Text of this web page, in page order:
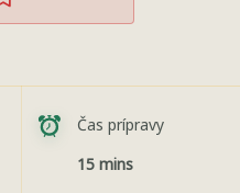
Čas prípravy
15 mins